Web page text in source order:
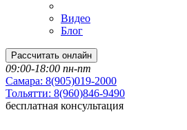
Видео
Блог
Рассчитать онлайн
09:00-18:00 пн-пт
Самара: 8(905)019-2000
Тольятти: 8(960)846-9490
бесплатная консультация